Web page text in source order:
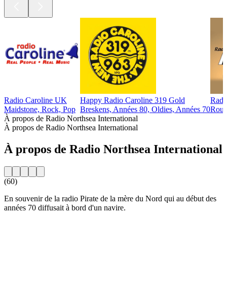
Radio Caroline UK
Maidstone, Rock, Pop
Happy Radio Caroline 319 Gold
Breskens, Années 80, Oldies, Années 70
À propos de Radio Northsea International
À propos de Radio Northsea International
À propos de Radio Northsea International
(60)
En souvenir de la radio Pirate de la mère du Nord qui au début des
années 70 diffusait à bord d'un navire.